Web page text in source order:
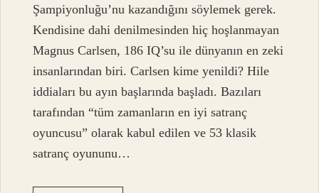
Şampiyonluğu’nu kazandığını söylemek gerek.
Kendisine dahi denilmesinden hiç hoşlanmayan
Magnus Carlsen, 186 IQ’su ile dünyanın en zeki
insanlarından biri. Carlsen kime yenildi? Hile
iddiaları bu ayın başlarında başladı. Bazıları
tarafından “tüm zamanların en iyi satranç
oyuncusu” olarak kabul edilen ve 53 klasik
satranç oyununu…